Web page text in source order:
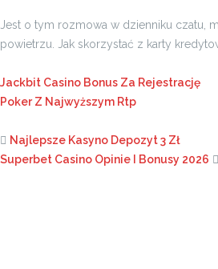
Jest o tym rozmowa w dzienniku czatu,
powietrzu. Jak skorzystać z karty
Jackbit Casino Bonus Za Rejestrację
Poker Z Najwyższym Rtp
Najlepsze Kasyno Depozyt 3 Zł
Superbet Casino Opinie I Bonusy 2026